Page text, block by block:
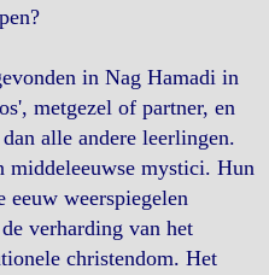
in Nag Hamadi in
metgezel of partner, en
alle andere leerlingen.
middeleeuwse mystici. Hun
eeuw weerspiegelen
verharding van het
christendom. Het